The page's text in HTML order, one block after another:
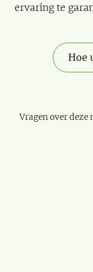
ervaring te
Hoe
Vragen over deze